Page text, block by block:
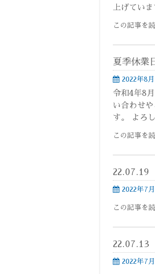
上げていま
この記事を
夏季休業
2022年8月
令和4年8
い合わせ
す。 よろ
この記事を
22.07.19
2022年7
この記事を
22.07.13
2022年7